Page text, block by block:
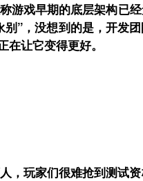
游戏早期的底层架构已
”，没想到的是，开发
让它变得更好。
，玩家们很难抢到测试